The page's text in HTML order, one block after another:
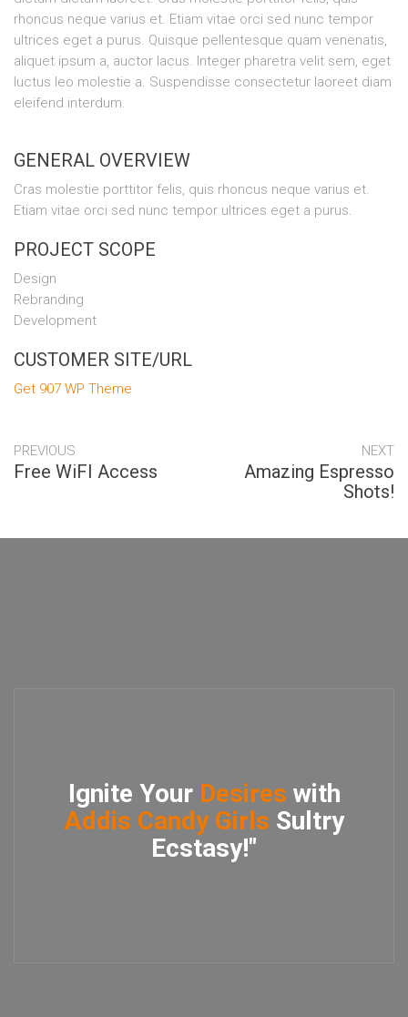
rhoncus neque varius et. Etiam vitae orci sed nunc tempor
ultrices eget a purus. Quisque pellentesque quam venenatis,
aliquet ipsum a, auctor lacus. Integer pharetra velit sem, eget
luctus leo molestie a. Suspendisse consectetur laoreet diam
eleifend interdum.
GENERAL OVERVIEW
Cras molestie porttitor felis, quis rhoncus neque varius et.
Etiam vitae orci sed nunc tempor ultrices eget a purus.
PROJECT SCOPE
Design
Rebranding
Development
CUSTOMER SITE/URL
Get 907 WP Theme
PREVIOUS
Free WiFI Access
NEXT
Amazing Espresso
Shots!
Ignite Your Desires with
Addis Candy Girls Sultry
Ecstasy!"